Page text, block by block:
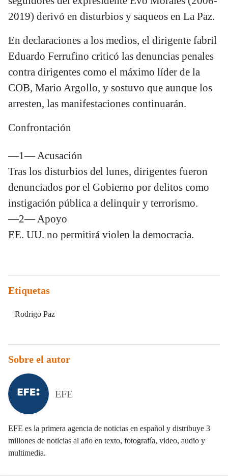
2019) derivó en disturbios y saqueos en La Paz.
En declaraciones a los medios, el dirigente fabril
Eduardo Ferrufino criticó las denuncias penales
contra dirigentes como el máximo líder de la
COB, Mario Argollo, y sostuvo que aunque los
arresten, las manifestaciones continuarán.
Confrontación
—1— Acusación
Tras los disturbios del lunes, dirigentes fueron
denunciados por el Gobierno por delitos como
instigación pública a delinquir y terrorismo.
—2— Apoyo
EE. UU. no permitirá violen la democracia.
Etiquetas
Rodrigo Paz
Sobre el autor
EFE
EFE es la primera agencia de noticias en español y distribuye 3
millones de noticias al año en texto, fotografía, video, audio y
multimedia.